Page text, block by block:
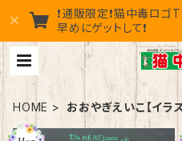
❗通販限定❗猫中毒ロ
早めにゲットして❗
HOME おおやぎえいこ【イラス